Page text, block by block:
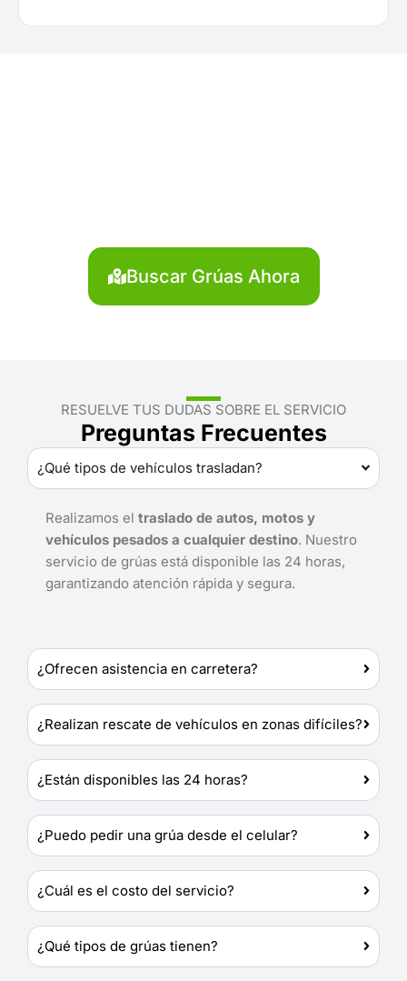
Buscar Grúas Ahora
RESUELVE TUS DUDAS SOBRE EL SERVICIO
Preguntas Frecuentes
¿Qué tipos de vehículos trasladan?
Realizamos el traslado de autos, motos y
vehículos pesados a cualquier destino. Nuestro
servicio de grúas está disponible las 24 horas,
garantizando atención rápida y segura.
¿Ofrecen asistencia en carretera?
¿Realizan rescate de vehículos en zonas difíciles?
¿Están disponibles las 24 horas?
¿Puedo pedir una grúa desde el celular?
¿Cuál es el costo del servicio?
¿Qué tipos de grúas tienen?